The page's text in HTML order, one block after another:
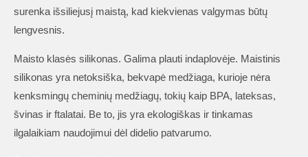
surenka išsiliejusį maistą, kad kiekvienas valgymas būtų
lengvesnis.
Maisto klasės silikonas. Galima plauti indaplovėje. Maistinis
silikonas yra netoksiška, bekvapė medžiaga, kurioje nėra
kenksmingų cheminių medžiagų, tokių kaip BPA, lateksas,
švinas ir ftalatai. Be to, jis yra ekologiškas ir tinkamas
ilgalaikiam naudojimui dėl didelio patvarumo.